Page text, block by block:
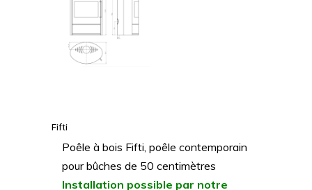
Fifti
Poêle à bois Fifti, poêle contemporain
pour bûches de 50 centimètres
Installation possible par notre